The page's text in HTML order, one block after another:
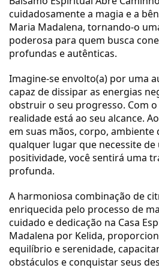
cuidadosamente a magia e a
Maria Madalena, tornando-o
poderosa para quem busca
profundas e autênticas.
Imagine-se envolto(a) por uma
capaz de dissipar as energias
obstruir o seu progresso. Com
realidade está ao seu alcance.
em suas mãos, corpo, ambiente
qualquer lugar que necessite de
positividade, você sentirá uma
profunda.
A harmoniosa combinação de
enriquecida pelo processo de
cuidado e dedicação na Casa
Madalena por Kelida,
equilíbrio e serenidade,
obstáculos e conquistar seus